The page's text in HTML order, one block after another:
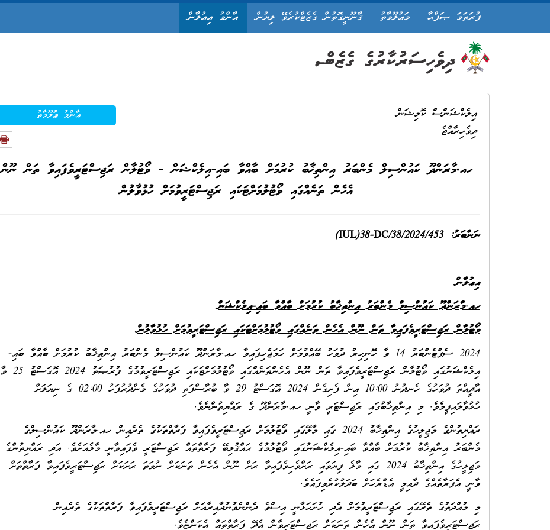
ފުރަތަމަ ޞަފްޙާ މަޢުލޫމާތު ޤާނޫނީގޮތުން ގެޒެޓްކުރެވޭ ލިޔުން އާންމު އިޢުލާން
ޢާންމު މަޢުލޫމާތު
އިލެކްޝަންސް ކޮމިޝަން
ދިވެހިރާއްޖެ
ހއ.މާރަންދޫ ކައުންސިލް މެންބަރު އިންތިޚާބު ކުރުމަށް ބާއްވާ ބައި-އިލެކްޝަން - ވޯޓުލާން ރަޖިސްޓަރީވެފައިވާ ތަން ނޫން
އެހެން ތަނެއްގައި ވޯޓުލުމަށްޓަކައި ރަޖިސްޓަރީވުމަށް ހުޅުވާލުން
(IUL)38-DC/38/2024/453 : ނަންބަރު
އިޢުލާން
ހއ.މާރަންދޫ ކައުންސިލް މެންބަރުއިންތިޚާބު ކުރުމަށް ބާއްވާ ބައި-އިލެކްޝަން
ވޯޓުލާން ރަޖިސްޓަރީވެފައިވާ ތަން ނޫން އެހެން ތަނެއްގައި ވޯޓުލުމަށްޓަކައި ރަޖިސްޓަރީވުމަށް ހުޅުވާލުން
2024 ސެޕްޓެންބަރު 14 ވާ ހޮނިހިރު ދުވަހު ބޭއްވުމަށް ހަމަޖެހިފައިވާ ހއ.މާރަންދޫ ކައުންސިލް މެންބަރު އިންތިޚާބު ކުރުމަށް ބާއްވާ ބައި-
އިލެކްޝަނުގައި ވޯޓުލާން ރަޖިސްޓަރީވެފައިވާ ތަން ނޫން އެހެންތަނެއްގައި ވޯޓުލުމަށްޓަކައި ރަޖިސްޓަރީވުމުގެ ފުރުޞަތު 2024 އޮގަސްޓު 25 ވާ
އާދީއްތަ ދުވަހުގެ ހެނދުނު 10:00 އިން ފެށިގެން 2024 އޮގަސްޓު 29 ވާ ބުރާސްފަތި ދުވަހުގެ މެންދުރުފަހު 02:00 ގެ ނިޔަލަށް
ހުޅުވާލައިފީމެވެ. މި އިންތިޚާބުގައި ރަޖިސްޓަރީ ވާނީ ހއ.މާރަންދޫ ގެ ރައްޔިތުންނެވެ.
ރައްޔިތުންގެ މަޖިލީހުގެ އިންތިޚާބު 2024 ގައި މާލޭގައި ވޯޓުލުމަށް ރަޖިސްޓަރީވެފައިވާ ފަރާތްތަކުގެ ތެރެއިން ހއ.މާރަންދޫ ކައުންސިލްގެ
މެންބަރު އިންތިޚާބު ކުރުމަށް ބާއްވާ ބައި-އިލެކްޝަނުގައި ވޯޓުލުމުގެ ޙައްޤުލިބޭ ފަރާތްތައް ރަޖިސްޓަރީ ވެފައިވާނީ މާލެއަށެވެ. އަދި ރައްޔިތުންގެ
މަޖިލީހުގެ އިންތިޚާބު 2024 ގައި މާލެ ފިޔަވައި ރަށްވެހިވެފައިވާ ރަށް ނޫން އެހެން ތަނަކަށް ނުވަތަ ރަށަކަށް ރަޖިސްޓަރީވެފައިވާ ފަރާތްތަށް
ވާނީ އެފަރާތެއްގެ ދާއިމީ އެޑްރެހަށް ބަދަލުކުރެވިފައެވެ.
މި މުއްދަތުގެ ތެރޭގައި ރަޖިސްޓަރީވުމަށް އެދި ހުށަހަޅާނީ އިސްވެ ދެންނެވުނުދާއިރާއަށް ރަޖިސްޓަރީވެފައިވާ ފަރާތްތަކުގެ ތެރެއިން
ރަޖިސްޓަރީވެފައިވާ ތަން ނޫން އެހެން ތަނަކަށް ރަޖިސްޓަރީވާން އެދޭ ފަރާތްތައް އެކަންޏެވެ.